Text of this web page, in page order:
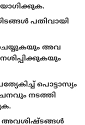
പതിവായി
ചെയ്യുകയും അവ
നശിപ്പിക്കുകയും
പൊട്ടാസ്യം
നടത്തി
അവശിഷ്ടങ്ങൾ